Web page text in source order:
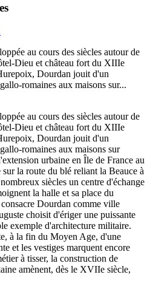
au cours des siècles autour de
Dieu et château fort du XIIIe
Dourdan jouit d'un
romaines aux maisons sur...
au cours des siècles autour de
Dieu et château fort du XIIIe
Dourdan jouit d'un
romaines aux maisons sur
urbaine en Île de France au
la route du blé reliant la Beauce à
siècles un centre d'échange
la halle et sa place du
Dourdan comme ville
choisit d'ériger une puissante
exemple d'architecture militaire.
à la fin du Moyen Age, d'une
et les vestiges marquent encore
à tisser, la construction de
amènent, dès le XVIIe siècle,